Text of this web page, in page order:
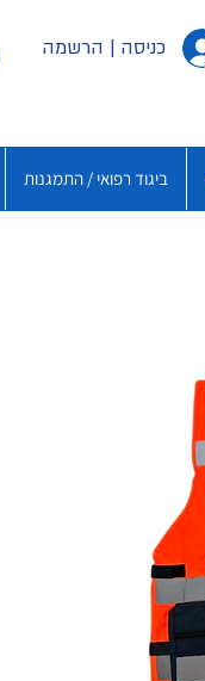
כניסה | הרשמה
ביגוד רפואי / התמגנות